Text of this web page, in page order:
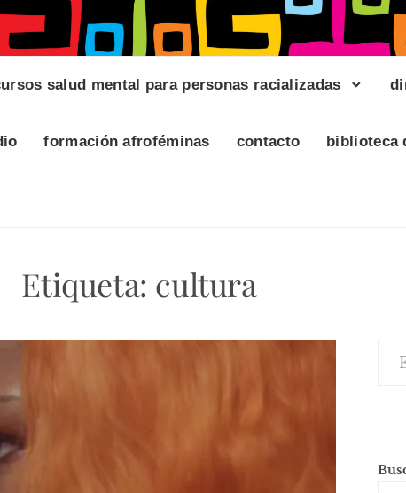
salud mental para personas racializadas
formación afroféminas contacto biblioteca
Etiqueta: cultura